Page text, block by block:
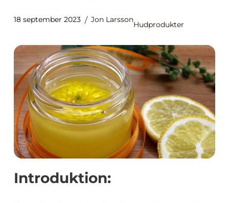
18 september 2023 Jon Larsson
Hudprodukter
Introduktion: